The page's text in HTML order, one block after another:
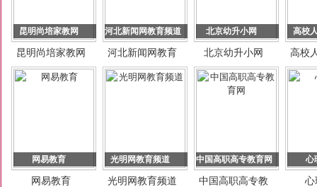
昆明尚培家教网
昆明尚培家教网
河北新闻网教育频道
河北新闻网教育
频道
北京幼升小网
北京幼升小网
高校
高校
网易教育
网易教育
光明网教育频道
光明网教育频道
中国高职高专教育网
中国高职高专教
心
心